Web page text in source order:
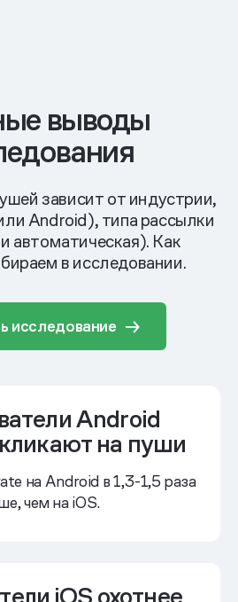
выводы
зависит от индустрии,
Android), типа рассылки
автоматическая). Как
в исследовании.
исследование
Android
на пуши
на Android в 1,3-1,5 раза
чем на iOS.